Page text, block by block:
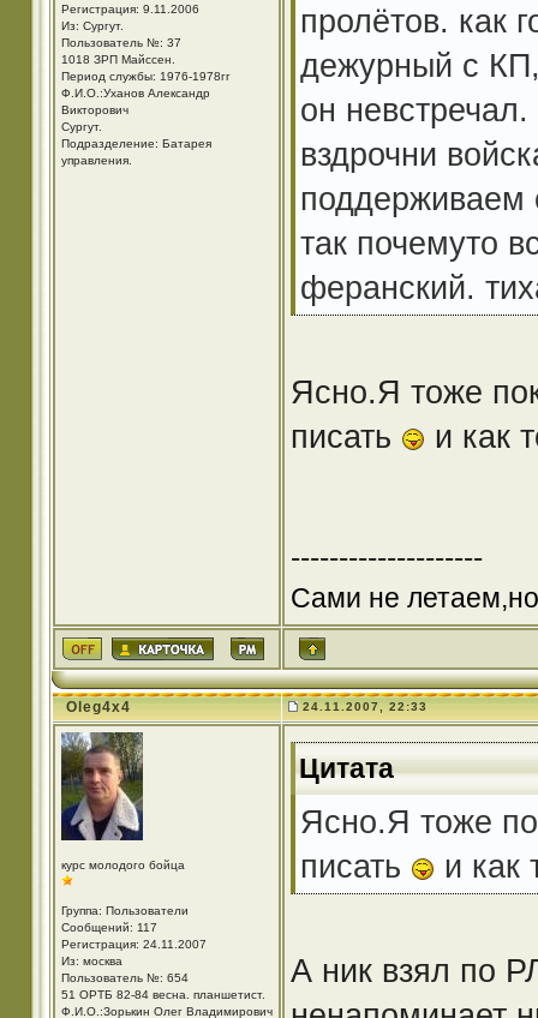
Регистрация: 9.11.2006
Из: Cургут.
Пользователь №: 37
1018 ЗРП Майссен.
Период службы: 1976-1978гг
Ф.И.О.:Уханов Александр
Викторович
Cургут.
Подразделение: Батарея
управления.
пролётов. как
дежурный с КП,
он
вздрочни
поддерживаем
так почемуто
феранский.
Ясно.Я тоже
писать
и как
--------------------
Сами не
Oleg4x4 24.11.2007, 22:33
курс молодого бойца
Группа: Пользователи
Сообщений: 117
Регистрация: 24.11.2007
Из: москва
Пользователь №: 654
51 ОРТБ 82-84 весна. планшетист.
Ф.И.О.:Зорькин Олег Владимирович
Цитата
Ясно.Я тоже
писать
и как
А ник взял по